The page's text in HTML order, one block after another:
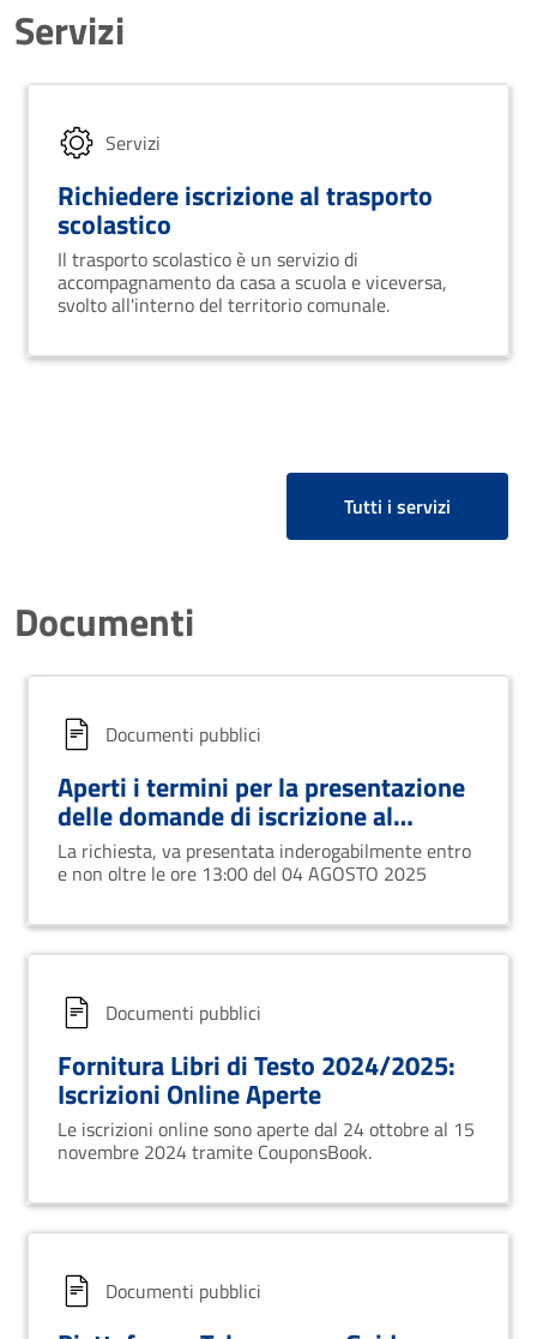
Servizi
Servizi
Richiedere iscrizione al trasporto
scolastico
Il trasporto scolastico è un servizio di
accompagnamento da casa a scuola e viceversa,
svolto all'interno del territorio comunale.
Tutti i servizi
Documenti
Documenti pubblici
Aperti i termini per la presentazione
delle domande di iscrizione al
Servizio del Trasporto Scolastico per
l’anno scolastico 2025/2026.
La richiesta, va presentata inderogabilmente entro
e non oltre le ore 13:00 del 04 AGOSTO 2025
Documenti pubblici
Fornitura Libri di Testo 2024/2025:
Iscrizioni Online Aperte
Le iscrizioni online sono aperte dal 24 ottobre al 15
novembre 2024 tramite CouponsBook.
Documenti pubblici